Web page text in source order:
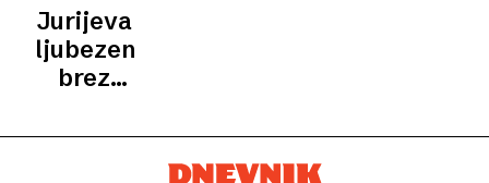
Jurijeva
ljubezen
brez
od lutke